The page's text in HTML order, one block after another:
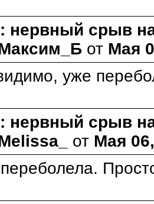
нервный срыв
от Мая
уже
нервный срыв
от Мая